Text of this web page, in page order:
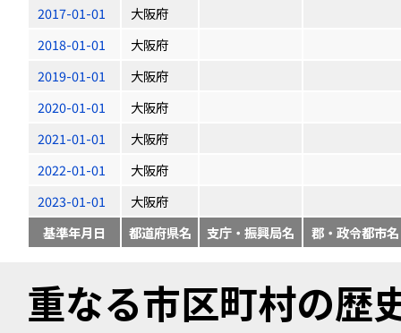
2017-01-01
大阪府
2018-01-01
大阪府
2019-01-01
大阪府
2020-01-01
大阪府
2021-01-01
大阪府
2022-01-01
大阪府
2023-01-01
大阪府
基準年月日
都道府県名 支庁・振興局名 郡・政令都市名
重なる市区町村の歴